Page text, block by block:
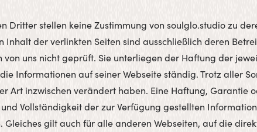
Dritter stellen keine Zustimmung von soulglo.studio zu
Inhalt der verlinkten Seiten sind ausschließlich deren
von uns nicht geprüft. Sie unterliegen der Haftung der
Informationen auf seiner Webseite ständig. Trotz aller
Art inzwischen verändert haben. Eine Haftung, Garantie
Vollständigkeit der zur Verfügung gestellten
Gleiches gilt auch für alle anderen Webseiten, auf die